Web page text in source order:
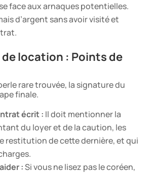
face aux arnaques potentielles.
d’argent sans avoir visité et
location : Points de
rare trouvée, la signature du
finale.
écrit : Il doit mentionner la
du loyer et de la caution, les
restitution de cette dernière, et qui
:Si vous ne lisez pas le coréen,